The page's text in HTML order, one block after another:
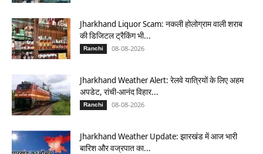
Jharkhand Liquor Scam: नकली होलोग्राम वाली शराब
की डिजिटल ट्रैकिंग भी...
Ranchi 08-08-2026
Jharkhand Weather Alert: रेलवे यात्रियों के लिए अहम
अपडेट, रांची-आनंद विहार...
Ranchi 08-08-2026
Jharkhand Weather Update: झारखंड में आज भारी
बारिश और वज्रपात का...